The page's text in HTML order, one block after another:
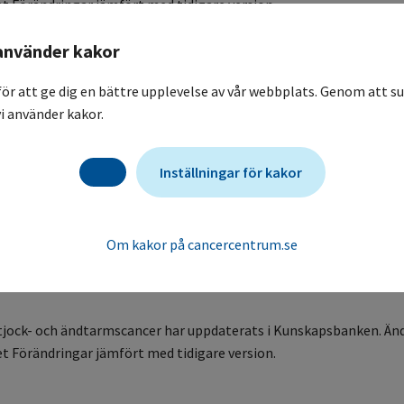
Förändringar jämfört med tidigare version.
ospecifika symtom har uppdaterats i Kunskapsbanken.
jämfört med tidigare version.
och ändtarmscancer har uppdaterats i Kunskapsbanken.
Förändringar jämfört med tidigare version.
kakor
att ge dig en bättre upplevelse av vår webbplats. Genom att
kakor.
Inställningar för kakor
Om kakor på cancercentrum.se